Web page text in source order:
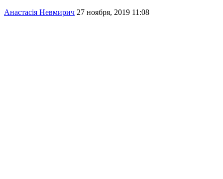
Анастасія Невмирич 27 ноября, 2019 11:08